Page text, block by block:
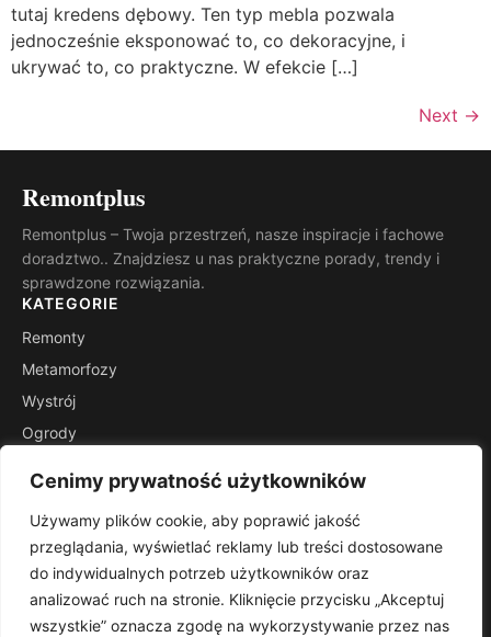
Cenimy prywatność użytkowników
Używamy plików cookie, aby poprawić jakość
przeglądania, wyświetlać reklamy lub treści dostosowane
do indywidualnych potrzeb użytkowników oraz
analizować ruch na stronie. Kliknięcie przycisku „Akceptuj
wszystkie” oznacza zgodę na wykorzystywanie przez nas
tutaj kredens dębowy. Ten typ mebla pozwala
jednocześnie eksponować to, co dekoracyjne, i
ukrywać to, co praktyczne. W efekcie […]
Next →
Remontplus
Remontplus – Twoja przestrzeń, nasze inspiracje i fachowe
doradztwo.. Znajdziesz u nas praktyczne porady, trendy i
sprawdzone rozwiązania.
KATEGORIE
Remonty
Metamorfozy
Wystrój
Ogrody
INFORMACJE
Kontakt
Mapa witryny
Polityka prywatności